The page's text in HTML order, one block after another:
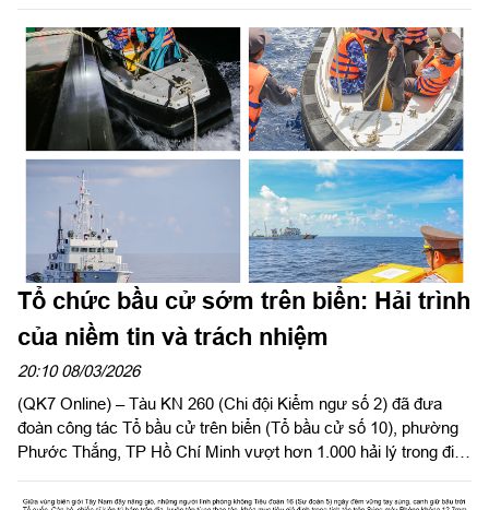
Tổ chức bầu cử sớm trên biển: Hải trình
của niềm tin và trách nhiệm
20:10 08/03/2026
(QK7 Online) – Tàu KN 260 (Chi đội Kiểm ngư số 2) đã đưa
đoàn công tác Tổ bầu cử trên biển (Tổ bầu cử số 10), phường
Phước Thắng, TP Hồ Chí Minh vượt hơn 1.000 hải lý trong điều
vẫn tiếp cận từng tàu kiểm ngư, cảnh sát biển đang làm nhiệm